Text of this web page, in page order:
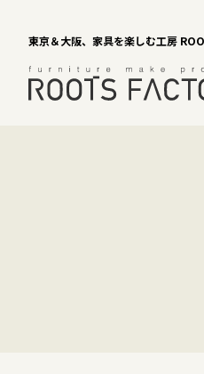
東京＆大阪、家具を楽しむ工房